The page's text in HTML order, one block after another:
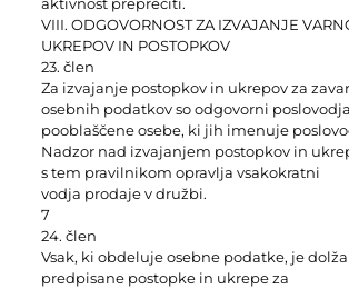
VIII. ODGOVORNOST ZA IZVAJANJE
UKREPOV IN POSTOPKOV
23. člen
Za izvajanje postopkov in ukrepov za
osebnih podatkov so odgovorni
pooblaščene osebe, ki jih imenuje
Nadzor nad izvajanjem postopkov in
s tem pravilnikom opravlja vsakokratni
vodja prodaje v družbi.
7
24. člen
Vsak, ki obdeluje osebne podatke, je
predpisane postopke in ukrepe za